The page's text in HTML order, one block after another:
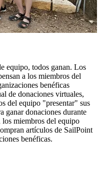
equipo, todos ganan. Los
a los miembros del
benéficas
de donaciones virtuales,
del equipo "presentar" sus
ganar donaciones durante
miembros del equipo
artículos de SailPoint
benéficas.